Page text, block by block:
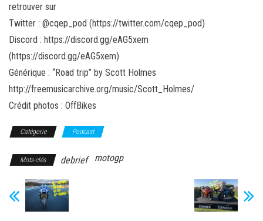
retrouver sur
Twitter : @cqep_pod (https://twitter.com/cqep_pod)
Discord : https://discord.gg/eAG5xem
(https://discord.gg/eAG5xem)
Générique : “Road trip” by Scott Holmes
http://freemusicarchive.org/music/Scott_Holmes/
Crédit photos : OffBikes
Catégorie Podcast
Mots-clés debrief motogp